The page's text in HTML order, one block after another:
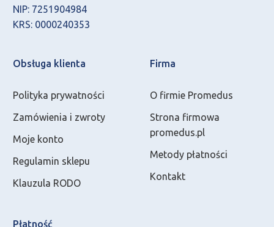
NIP: 7251904984
KRS: 0000240353
Obsługa klienta
Polityka prywatności
Zamówienia i zwroty
Moje konto
Regulamin sklepu
Klauzula RODO
Firma
O firmie Promedus
Strona firmowa
promedus.pl
Metody płatności
Kontakt
Płatność